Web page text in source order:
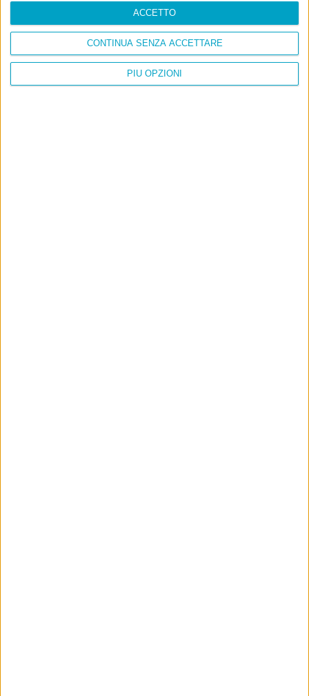
PIÙ OPZIONI
CONTINUA SENZA ACCETTARE
ACCETTO